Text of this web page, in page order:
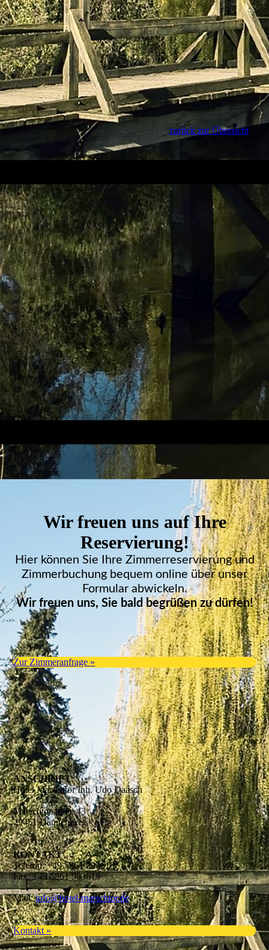
zurück zur Übersicht»
Wir freuen uns auf Ihre
Reservierung!
Hier können Sie Ihre Zimmerreservierung und
Zimmerbuchung bequem online über unser
Formular abwickeln.
Wir freuen uns, Sie bald begrüßen zu dürfen!
Zur Zimmeranfrage »
ANSCHRIFT
Hotel Marschtor Inh. Udo Daasch
Marschtorstraße 43
29451 Dannenberg
KONTAKT
Telefon: +49 5861 983610
Fax: +49 5861 983619
Mail:info@hotel-marschtor.de
Kontakt »